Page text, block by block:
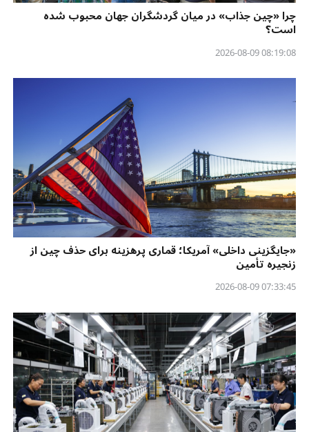
چرا «چین جذاب» در میان گردشگران جهان محبوب شده
است؟
08:19:08 2026-08-09
«جایگزینی داخلی» آمریکا؛ قماری پرهزینه برای حذف چین از
زنجیره تأمین
07:33:45 2026-08-09